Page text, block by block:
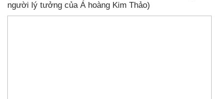
người lý tưởng của Á hoàng Kim Thảo)